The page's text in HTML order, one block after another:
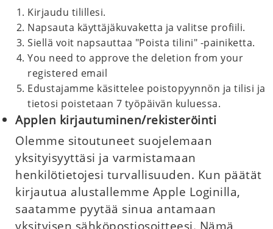
Kirjaudu tilillesi.
Napsauta käyttäjäkuvaketta ja valitse profiili.
Siellä voit napsauttaa "Poista tilini" -painiketta.
You need to approve the deletion from your
registered email
Edustajamme käsittelee poistopyynnön ja tilisi ja
tietosi poistetaan 7 työpäivän kuluessa.
Applen kirjautuminen/rekisteröinti
Olemme sitoutuneet suojelemaan
yksityisyyttäsi ja varmistamaan
henkilötietojesi turvallisuuden. Kun päätät
kirjautua alustallemme Apple Loginilla,
saatamme pyytää sinua antamaan
yksityisen sähköpostiosoitteesi. Nämä